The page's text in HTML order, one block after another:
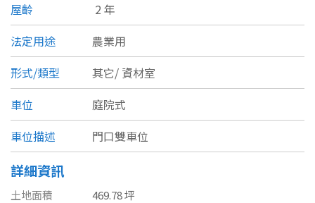
新竹市
新竹縣
苗栗縣
台中市
彰化縣
公寓
別墅 透天厝
農舍 辦公
坪數
不拘
屋齡
2 年
法定用途
農業用
形式/類型
其它/ 資材室
車位
庭院式
車位描述
門口雙車位
詳細資訊
土地面積
469.78 坪